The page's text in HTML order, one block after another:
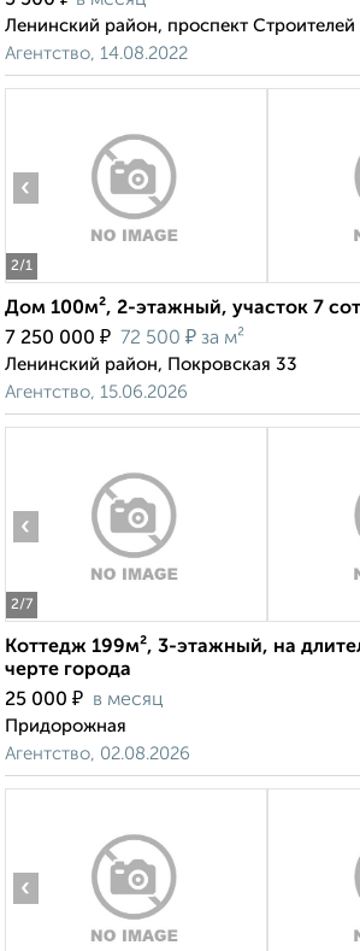
Ленинский район, проспект Строителей
Агентство, 14.08.2022
2/1
‹
Дом 100м², 2-этажный, участок 7
7 250 000 ₽ 72 500 ₽ за м²
Ленинский район, Покровская 33
Агентство, 15.06.2026
2/7
‹
Коттедж 199м², 3-этажный, на
черте города
25 000 ₽ в месяц
Придорожная
Агентство, 02.08.2026
‹